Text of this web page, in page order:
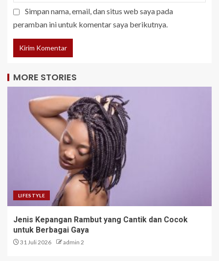
Simpan nama, email, dan situs web saya pada
peramban ini untuk komentar saya berikutnya.
MORE STORIES
LIFESTYLE
Jenis Kepangan Rambut yang Cantik dan Cocok
untuk Berbagai Gaya
31 Juli 2026 admin 2